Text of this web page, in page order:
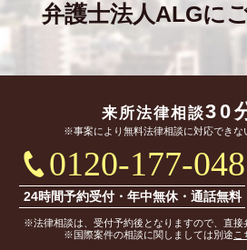
弁護士法人ALGに
来所法律相談30
※事案により無料法律相談に対応できな
0120-177-048
24時間予約受付・年中無休・通話無料
※法律相談は、受付予約後となりますので、直接
※国際案件の相談に関しましては別途 こ